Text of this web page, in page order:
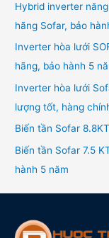
Hybrid inverter
hãng Sofar, bảo
Inverter hòa lưới
hãng, bảo hành 5
Inverter hòa lưới
lượng tốt, hàng
Biến tần Sofar
Biến tần Sofar 7.5
hành 5 năm